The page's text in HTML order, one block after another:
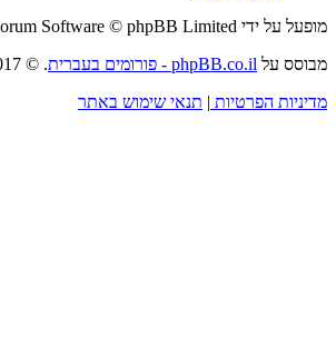
מופעל על ידי Software © phpBB Limited
מבוסס על phpBB.co.il - פורומים בעברית
. © 2017 - phpBB.co.il.
מדיניות הפרטיות | תנאי שימוש באתר